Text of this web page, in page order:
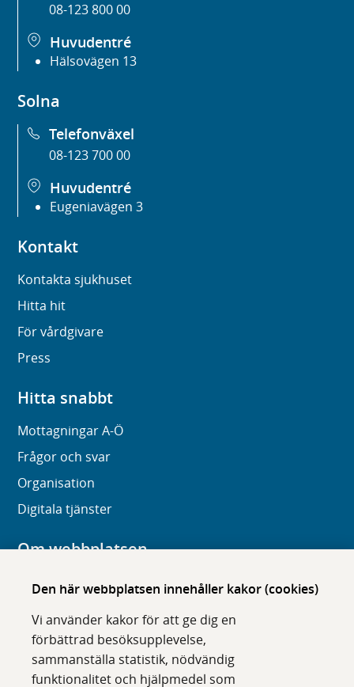
Den här webbplatsen innehåller kakor (cookies)
Vi använder kakor för att ge dig en
förbättrad besöksupplevelse,
sammanställa statistik, nödvändig
funktionalitet och hjälpmedel som
08-123 800 00
Huvudentré
Hälsovägen 13
Solna
Telefonväxel
08-123 700 00
Huvudentré
Eugeniavägen 3
Kontakt
Kontakta sjukhuset
Hitta hit
För vårdgivare
Press
Hitta snabbt
Mottagningar A-Ö
Frågor och svar
Organisation
Digitala tjänster
Om webbplatsen
Om karolinska.se
Tillgänglighet
Om cookies